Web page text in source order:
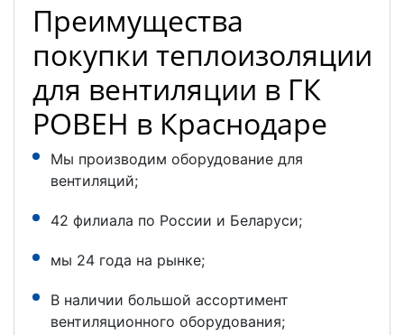
Преимущества
покупки теплоизоляции
для вентиляции в ГК
РОВЕН в Краснодаре
Мы производим оборудование для
вентиляций;
42 филиала по России и Беларуси;
мы 24 года на рынке;
В наличии большой ассортимент
вентиляционного оборудования;